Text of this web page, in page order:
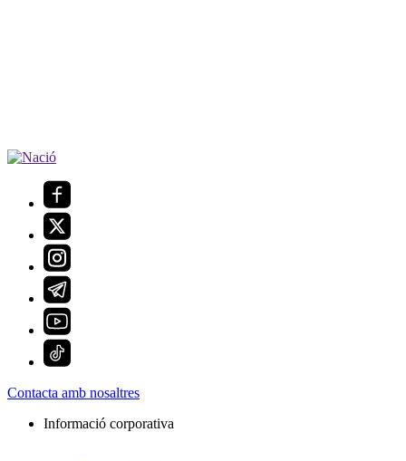
Contacta amb nosaltres
Informació corporativa